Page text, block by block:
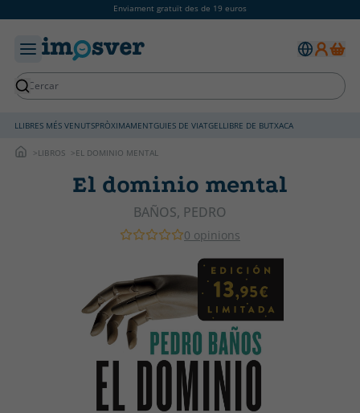
Enviament gratuït des de 19 euros
LLIBRES MÉS VENUTSPRÒXIMAMENTGUIES DE VIATGELLIBRE DE BUTXACA
LIBROS EL DOMINIO MENTAL
El dominio mental
BAÑOS, PEDRO
0 opinions